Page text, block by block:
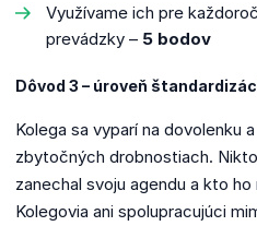
Využívame ich pre
prevádzky – 5 bodov
Dôvod 3 – úroveň
Kolega sa vyparí na dovolenku
zbytočných drobnostiach.
zanechal svoju agendu a kto
Kolegovia ani spolupracujúci